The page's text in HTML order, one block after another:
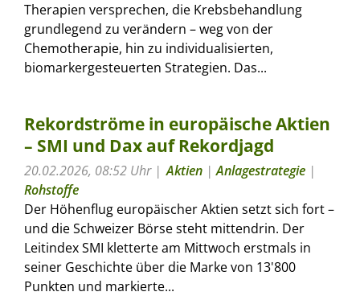
Therapien versprechen, die Krebsbehandlung
grundlegend zu verändern – weg von der
Chemotherapie, hin zu individualisierten,
biomarkergesteuerten Strategien. Das...
Rekordströme in europäische Aktien
– SMI und Dax auf Rekordjagd
20.02.2026, 08:52 Uhr Aktien |Anlagestrategie |
Rohstoffe
Der Höhenflug europäischer Aktien setzt sich fort –
und die Schweizer Börse steht mittendrin. Der
Leitindex SMI kletterte am Mittwoch erstmals in
seiner Geschichte über die Marke von 13'800
Punkten und markierte...